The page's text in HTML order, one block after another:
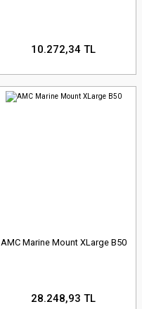
10.272,34 TL
AMC Marine Mount XLarge B50
28.248,93 TL